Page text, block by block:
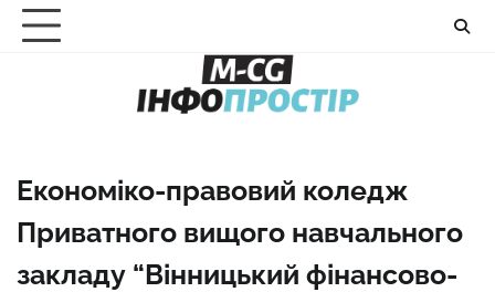
Перейти
Економіко-правовий коледж
Приватного вищого навчального
закладу “Вінницький фінансово-